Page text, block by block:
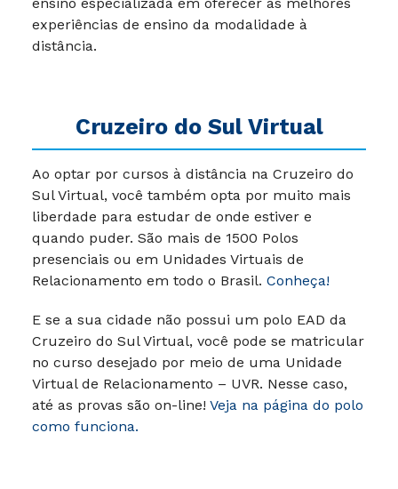
experiências de ensino da modalidade à
distância.
Cruzeiro do Sul Virtual
Ao optar por cursos à distância na Cruzeiro do
Sul Virtual, você também opta por muito mais
liberdade para estudar de onde estiver e
quando puder. São mais de 1500 Polos
presenciais ou em Unidades Virtuais de
Relacionamento em todo o Brasil. Conheça!
E se a sua cidade não possui um polo EAD da
Cruzeiro do Sul Virtual, você pode se matricular
no curso desejado por meio de uma Unidade
Virtual de Relacionamento – UVR. Nesse caso,
até as provas são on-line! Veja na página do polo
como funciona.